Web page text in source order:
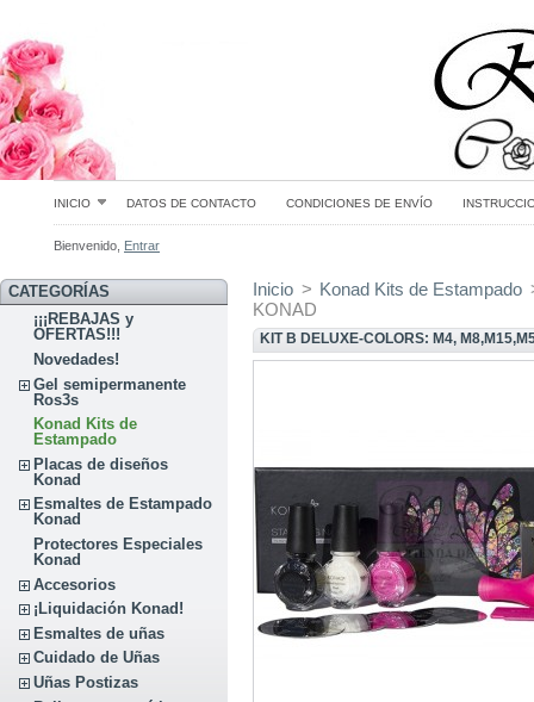
INICIO DATOS DE CONTACTO CONDICIONES DE ENVÍO
Bienvenido, Entrar
CATEGORÍAS
¡¡¡REBAJAS y
OFERTAS!!!
Novedades!
Gel semipermanente
Ros3s
Konad Kits de
Estampado
Placas de diseños
Konad
Esmaltes de Estampado
Konad
Protectores Especiales
Konad
Accesorios
¡Liquidación Konad!
Esmaltes de uñas
Cuidado de Uñas
Uñas Postizas
Inicio > Konad Kits de Estampado
KONAD
KIT B DELUXE-COLORS: M4,